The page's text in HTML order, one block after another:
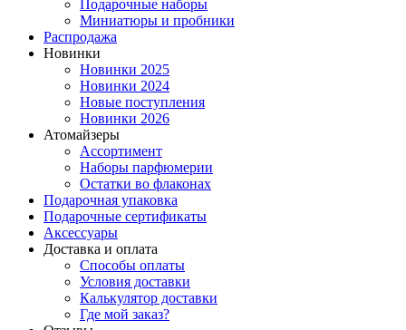
Подарочные наборы
Миниатюры и пробники
Распродажа
Новинки
Новинки 2025
Новинки 2024
Новые поступления
Новинки 2026
Атомайзеры
Ассортимент
Наборы парфюмерии
Остатки во флаконах
Подарочная упаковка
Подарочные сертификаты
Аксессуары
Доставка и оплата
Способы оплаты
Условия доставки
Калькулятор доставки
Где мой заказ?